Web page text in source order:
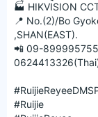
🏭 HIKVISION
📍 No.(2)/Bo
,SHAN(EAST).
📲 09-
#Ruijie